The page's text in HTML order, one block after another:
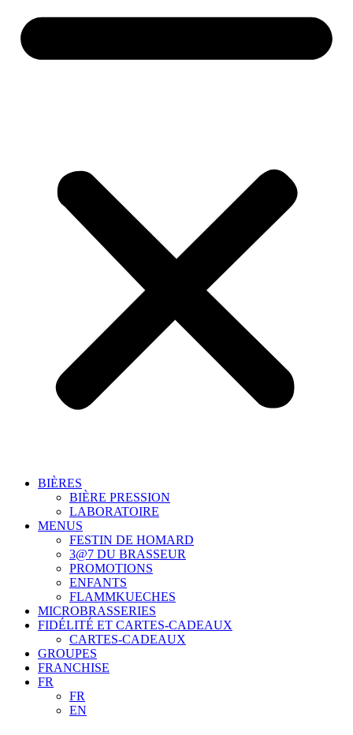
BIÈRES
BIÈRE PRESSION
LABORATOIRE
MENUS
FESTIN DE HOMARD
3@7 DU BRASSEUR
PROMOTIONS
ENFANTS
FLAMMKUECHES
MICROBRASSERIES
FIDÉLITÉ ET CARTES-CADEAUX
CARTES-CADEAUX
GROUPES
FRANCHISE
FR
FR
EN